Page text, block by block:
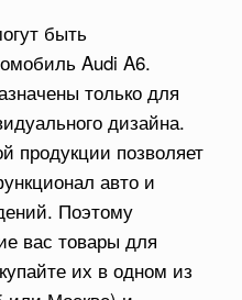
быть
Audi A6.
только для
дизайна.
продукции позволяет
авто и
Поэтому
вас товары для
их в одном из